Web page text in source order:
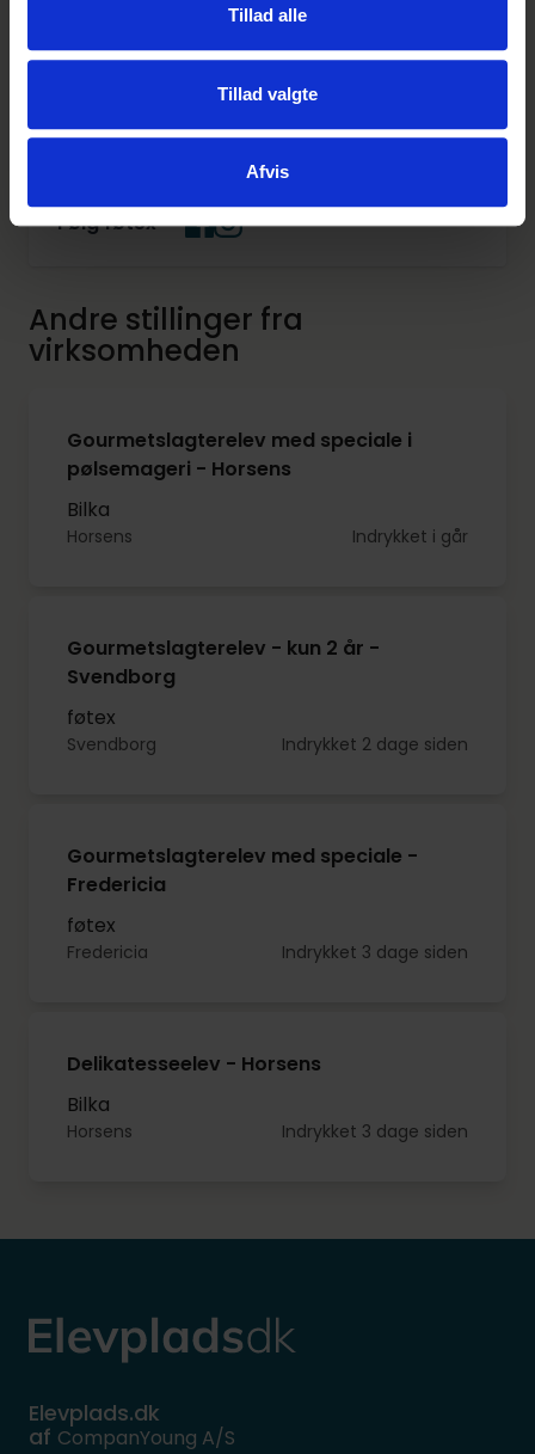
Tillad alle
Tillad valgte
Afvis
Læs om at være elev hos os på vores
Website
https://foetexelev.dk/
Følg føtex
Andre stillinger fra
virksomheden
Gourmetslagterelev med speciale i
pølsemageri - Horsens
Bilka
Horsens Indrykket i går
Gourmetslagterelev - kun 2 år -
Svendborg
føtex
Svendborg Indrykket 2 dage siden
Gourmetslagterelev med speciale -
Fredericia
føtex
Fredericia Indrykket 3 dage siden
Delikatesseelev - Horsens
Bilka
Horsens Indrykket 3 dage siden
Elevplads.dk
af CompanYoung A/S